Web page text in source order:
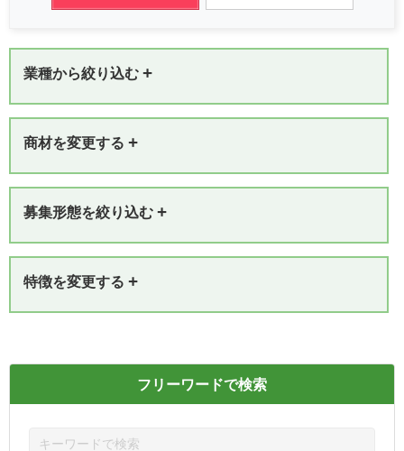
業種から絞り込む +
商材を変更する +
募集形態を絞り込む +
特徴を変更する +
フリーワードで検索